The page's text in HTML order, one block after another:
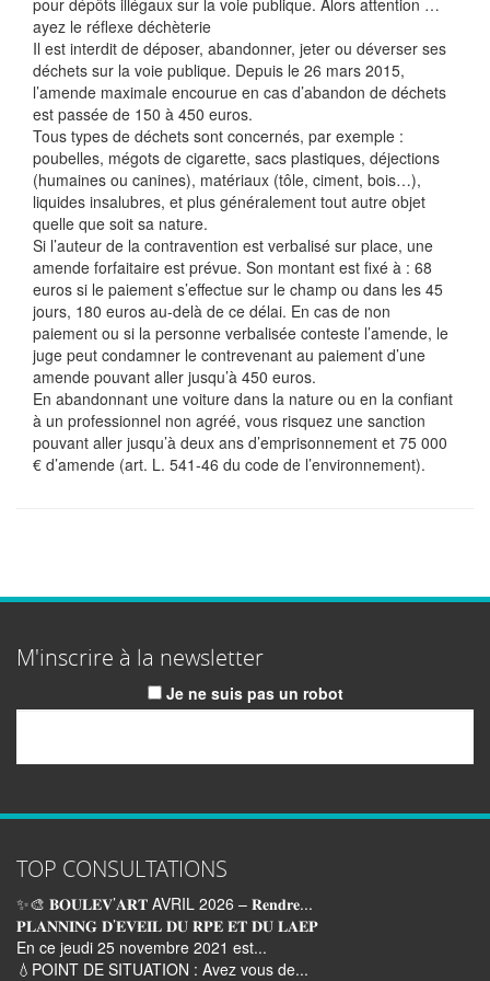
pour dépôts illégaux sur la voie publique. Alors attention …
ayez le réflexe déchèterie
Il est interdit de déposer, abandonner, jeter ou déverser ses
déchets sur la voie publique. Depuis le 26 mars 2015,
l’amende maximale encourue en cas d’abandon de déchets
est passée de 150 à 450 euros.
Tous types de déchets sont concernés, par exemple :
poubelles, mégots de cigarette, sacs plastiques, déjections
(humaines ou canines), matériaux (tôle, ciment, bois…),
liquides insalubres, et plus généralement tout autre objet
quelle que soit sa nature.
Si l’auteur de la contravention est verbalisé sur place, une
amende forfaitaire est prévue. Son montant est fixé à : 68
euros si le paiement s’effectue sur le champ ou dans les 45
jours, 180 euros au-delà de ce délai. En cas de non
paiement ou si la personne verbalisée conteste l’amende, le
juge peut condamner le contrevenant au paiement d’une
amende pouvant aller jusqu’à 450 euros.
En abandonnant une voiture dans la nature ou en la confiant
à un professionnel non agréé, vous risquez une sanction
pouvant aller jusqu’à deux ans d’emprisonnement et 75 000
€ d’amende (art. L. 541-46 du code de l’environnement).
M'inscrire à la newsletter
Je ne suis pas un robot
TOP CONSULTATIONS
✨🎨 𝐁𝐎𝐔𝐋𝐄𝐕’𝐀𝐑𝐓 AVRIL 2026 – 𝐑𝐞𝐧𝐝𝐫𝐞...
𝐏𝐋𝐀𝐍𝐍𝐈𝐍𝐆 𝐃’𝐄𝐕𝐄𝐈𝐋 𝐃𝐔 𝐑𝐏𝐄 𝐄𝐓 𝐃𝐔 𝐋𝐀𝐄𝐏
En ce jeudi 25 novembre 2021 est...
💧POINT DE SITUATION : Avez vous de...